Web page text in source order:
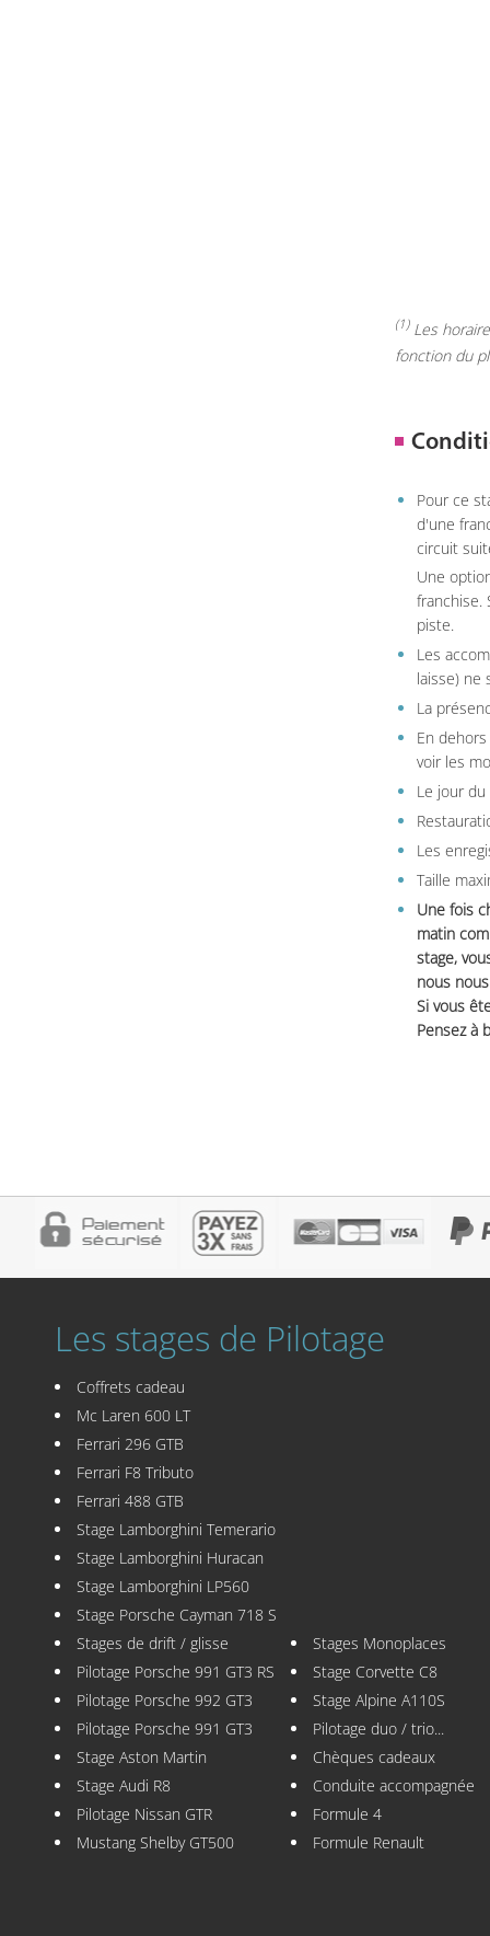
(1)Les
fonction du
Pour ce
d'une
circuit
Une
franchise.
piste.
Les
laisse) ne
La
En
voir les
Le jour
Les
Taille
Une fois
matin
stage,
nous
Si vous
Pensez à
Les stages de Pilotage
Coffrets cadeau
Mc Laren 600 LT
Ferrari 296 GTB
Ferrari F8 Tributo
Ferrari 488 GTB
Stage Lamborghini Temerario
Stage Lamborghini Huracan
Stage Lamborghini LP560
Stage Porsche Cayman 718 S
Stages de drift / glisse
Pilotage Porsche 991 GT3 RS
Pilotage Porsche 992 GT3
Pilotage Porsche 991 GT3
Stage Aston Martin
Stage Audi R8
Pilotage Nissan GTR
Mustang Shelby GT500
Stages Monoplaces
Stage Corvette C8
Stage Alpine A110S
Pilotage duo / trio...
Chèques cadeaux
Conduite accompagnée
Formule 4
Formule Renault